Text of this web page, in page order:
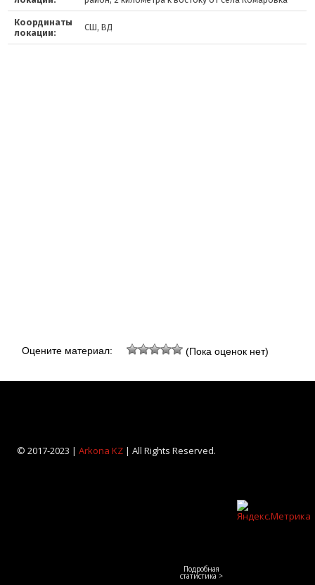
Координаты
локации:
СШ, ВД
Оцените материал: (Пока оценок нет)
© 2017-2023 | Arkona KZ| All Rights Reserved.
Подробная
статистика >